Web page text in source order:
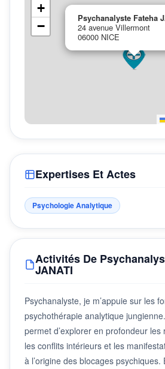
Expertises Et Actes
Psychologie Analytique
Activités De
JANATI
Psychanalyste, je m’appuie sur les
psychothérapie analytique
permet d’explorer en profondeur les
les conflits intérieurs et les
à l’origine des blocages
Psychanalyste Fateha
24 avenue Villermont
06000 NICE
+
−